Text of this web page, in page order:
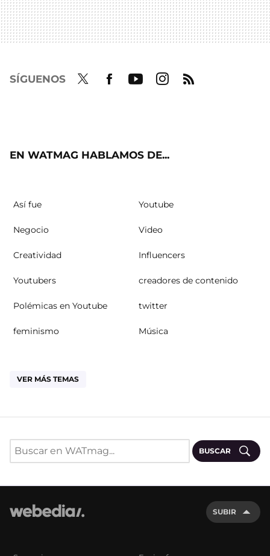
SÍGUENOS
EN WATMAG HABLAMOS DE...
Así fue Youtube
Negocio Video
Creatividad Influencers
Youtubers creadores de contenido
Polémicas en Youtube twitter
feminismo Música
VER MÁS TEMAS
BUSCAR
SUBIR